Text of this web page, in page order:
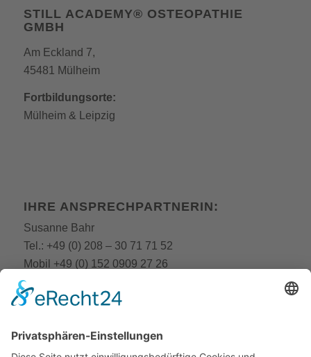
STILL ACADEMY® OSTEOPATHIE
GMBH
Am Eckland 7,
45481 Mülheim
Fortbildungsorte:
Mülheim & Leipzig
IHRE ANSPRECHPARTNERIN:
Susanne Bahr
Tel.: +49 (0) 208 – 30 71 71 52
Mobil +49 (0) 152 0909 27 26
E-Mail:
E-Mail:bahr @still-academy.de